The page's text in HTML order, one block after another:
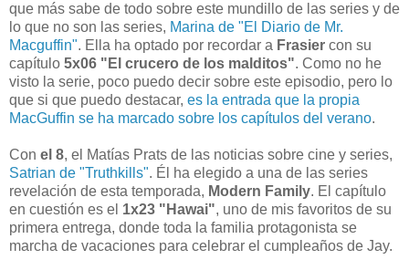
que más sabe de todo sobre este mundillo de las series y de
lo que no son las series, Marina de "El Diario de Mr.
Macguffin". Ella ha optado por recordar a Frasier con su
capítulo 5x06 "El crucero de los malditos". Como no he
visto la serie, poco puedo decir sobre este episodio, pero lo
que si que puedo destacar, es la entrada que la propia
MacGuffin se ha marcado sobre los capítulos del verano.
Con el 8, el Matías Prats de las noticias sobre cine y series,
Satrian de "Truthkills". Él ha elegido a una de las series
revelación de esta temporada, Modern Family. El capítulo
en cuestión es el 1x23 "Hawai", uno de mis favoritos de su
primera entrega, donde toda la familia protagonista se
marcha de vacaciones para celebrar el cumpleaños de Jay.